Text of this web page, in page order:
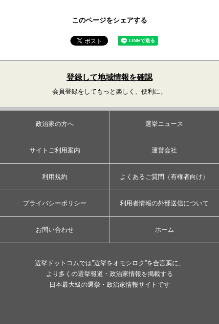
このページをシェアする
登録して地域情報を確認
会員登録をしてもっと楽しく、便利に。
政治家の方へ 選挙ニュース
サイトご利用案内 運営会社
利用規約 よくあるご質問（有権者向け）
プライバシーポリシー 利用者情報の外部送信について
お問い合わせ ホーム
選挙ドットコムでは”選挙をオモシロク”を合言葉に、
より多くの選挙報道・政治家情報を掲載する
日本最大級の選挙・政治家情報サイトです